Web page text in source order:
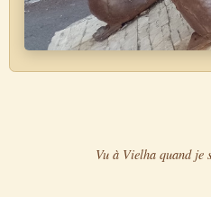
Vu à Vielha quand je